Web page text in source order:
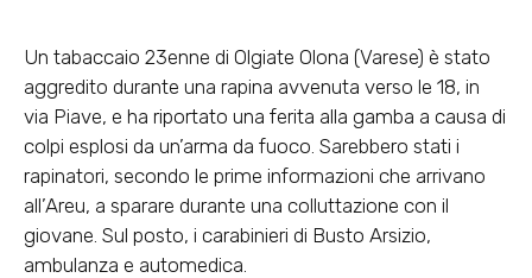
Un tabaccaio 23enne di Olgiate Olona (Varese) è stato
aggredito durante una rapina avvenuta verso le 18, in
via Piave, e ha riportato una ferita alla gamba a causa di
colpi esplosi da un’arma da fuoco. Sarebbero stati i
rapinatori, secondo le prime informazioni che arrivano
all’Areu, a sparare durante una colluttazione con il
giovane. Sul posto, i carabinieri di Busto Arsizio,
ambulanza e automedica.